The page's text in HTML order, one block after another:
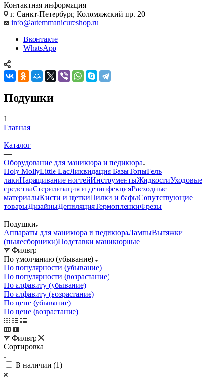
Контактная информация
г. Санкт-Петербург, Коломяжский пр. 20
info@artemmanicureshop.ru
Вконтакте
WhatsApp
Подушки
1
Главная
—
Каталог
—
Оборудование для маникюра и педикюра
Holy MollyLittle LacЛиквидация БазыТопыГель
лакиНаращивание ногтейИнструментыЖидкостиУходовые
средстваСтерилизация и дезинфекцияРасходные
материалыКисти и щеткиПилки и бафыСопутствующие
товарыДизайныДепиляцияТермопленкиФрезы
—
Подушки
Аппараты для маникюра и педикюраЛампыВытяжки
(пылесборники)Подставки маникюрные
Фильтр
По умолчанию (убывание)
По популярности (убывание)
По популярности (возрастание)
По алфавиту (убывание)
По алфавиту (возрастание)
По цене (убывание)
По цене (возрастание)
Фильтр
Сортировка
В наличии (1)